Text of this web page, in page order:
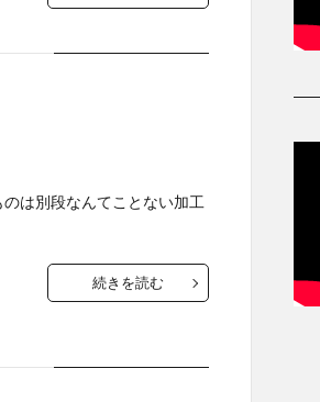
は別段なんてことない加工
続きを読む